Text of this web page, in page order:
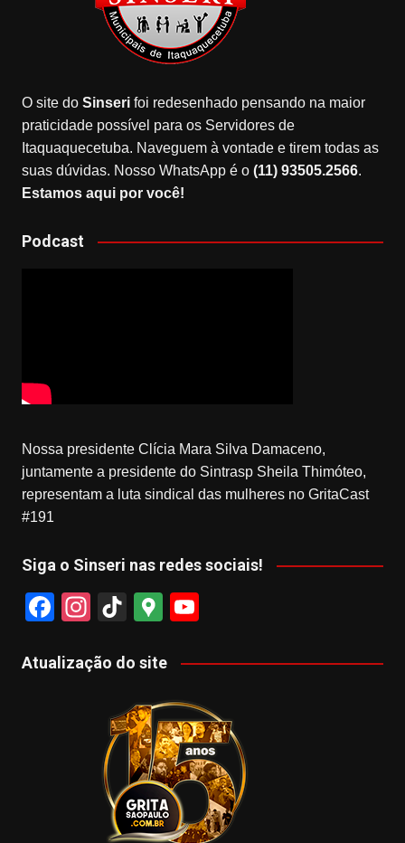
O site do Sinserifoi redesenhado pensando na maior
praticidade possível para os Servidores de
Itaquaquecetuba. Naveguem à vontade e tirem todas as
suas dúvidas. Nosso WhatsApp é o (11) 93505.2566.
Estamos aqui por você!
Podcast
Nossa presidente Clícia Mara Silva Damaceno,
juntamente a presidente do Sintrasp Sheila Thimóteo,
representam a luta sindical das mulheres no GritaCast
#191
Siga o Sinseri nas redes sociais!
F
c
In
a
m
Ti
T
k
G
o
gl
e
M
a
p
u
u
b
e
Atualização do site